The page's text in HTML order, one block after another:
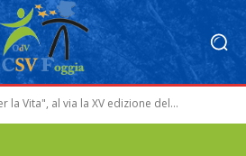
la Vita", al via la XV edizione del...